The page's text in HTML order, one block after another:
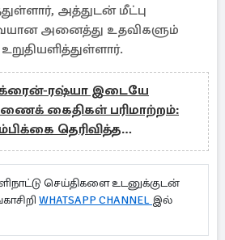
அத்துடன் மீட்பு
அனைத்து உதவிகளும்
ரஷ்யா இடையே
கைதிகள் பரிமாற்றம்:
தெரிவித்த
செய்திகளை உடனுக்குடன்
WHATSAPP CHANNEL இல்